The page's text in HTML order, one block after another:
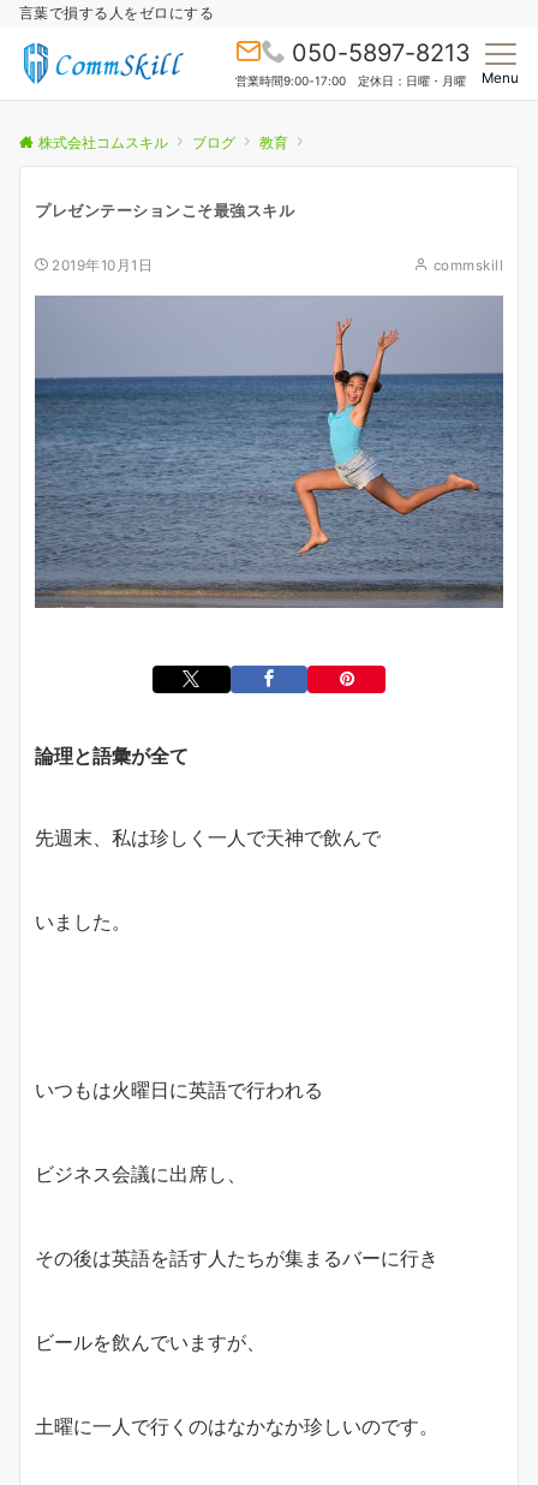
言葉で損する人をゼロにする
050-5897-8213
営業時間9:00-17:00 定休日：日曜・月曜 Menu
株式会社コムスキル ブログ 教育
プレゼンテーションこそ最強スキル
2019年10月1日 commskill
論理と語彙が全て
先週末、私は珍しく一人で天神で飲んで
いました。
いつもは火曜日に英語で行われる
ビジネス会議に出席し、
その後は英語を話す人たちが集まるバーに行き
ビールを飲んでいますが、
土曜に一人で行くのはなかなか珍しいのです。